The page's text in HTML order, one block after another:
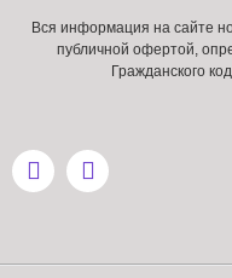
Вся информация на сайте
публичной офертой,
Гражданского